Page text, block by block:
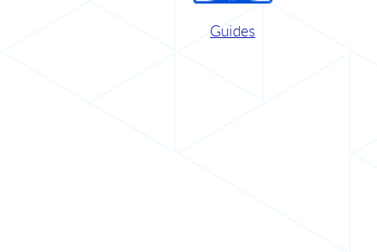
Guides